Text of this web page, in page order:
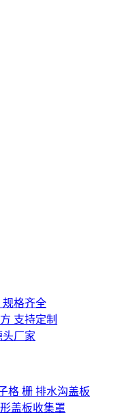
规格齐全
支持定制
厂家
格 栅 排水沟盖板
盖板收集罩